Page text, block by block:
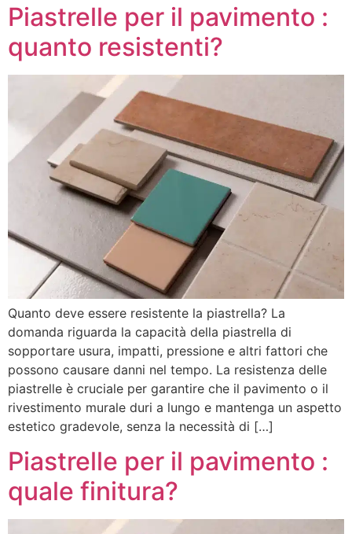
Piastrelle per il pavimento :
quanto resistenti?
Quanto deve essere resistente la piastrella? La
domanda riguarda la capacità della piastrella di
sopportare usura, impatti, pressione e altri fattori che
possono causare danni nel tempo. La resistenza delle
piastrelle è cruciale per garantire che il pavimento o il
rivestimento murale duri a lungo e mantenga un aspetto
estetico gradevole, senza la necessità di […]
Piastrelle per il pavimento :
quale finitura?